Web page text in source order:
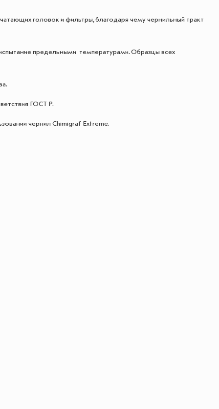
головок и фильтры, благодаря чему чернильный тракт
предельными температурами. Образцы всех
ГОСТ Р.
чернил Chimigraf Extreme.